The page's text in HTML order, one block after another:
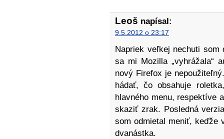
Leoš napísal:
9.5.2012 o 23:17
Napriek veľkej nechuti som
sa mi Mozilla „vyhrážala“
nový Firefox je
hádať, čo obsahuje
hlavného menu, respektíve
skaziť zrak. Posledná
som odmietal meniť, keďže
dvanástka.